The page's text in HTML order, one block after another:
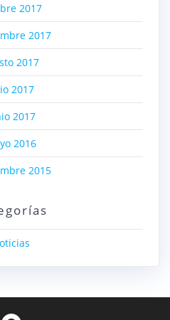
2017
2017
2017
2017
2017
2016
2015